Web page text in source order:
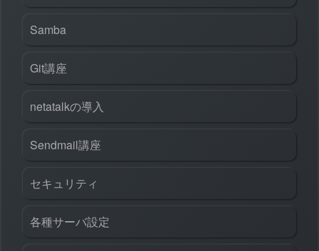
Samba
Git講座
netatalkの導入
Sendmail講座
セキュリティ
各種サーバ設定